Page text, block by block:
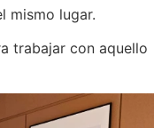
mismo lugar.
trabajar con aquello